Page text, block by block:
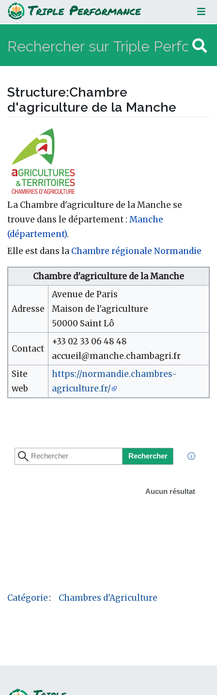
Chambre d'agriculture de la
Manche
Structure:Chambre
d'agriculture de la Manche
navigation
La Chambre d'agriculture de la Manche se
trouve dans le département : Manche
(département).
Elle est dans la Chambre régionale Normandie
Chambre d'agriculture de la Manche
Adresse
Avenue de Paris
Maison de l'agriculture
50000 Saint Lô
Contact
+33 02 33 06 48 48
accueil@manche.chambagri.fr
Site
web
https://normandie.chambres-
agriculture.fr/
Rechercher
Aucun résultat
Catégorie: Chambres d'Agriculture